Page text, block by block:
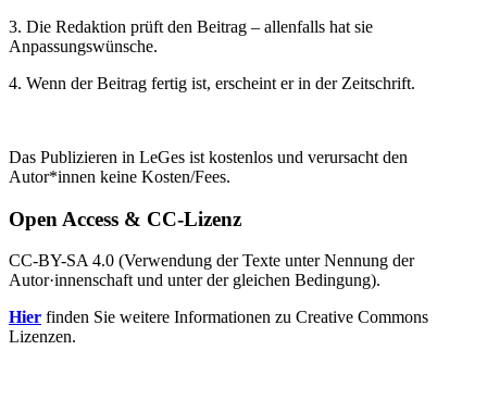
3. Die Redaktion prüft den Beitrag – allenfalls hat sie
Anpassungswünsche.
4. Wenn der Beitrag fertig ist, erscheint er in der Zeitschrift.
Das Publizieren in LeGes ist kostenlos und verursacht den
Autor*innen keine Kosten/Fees.
Open Access & CC-Lizenz
CC-BY-SA 4.0 (Verwendung der Texte unter Nennung der
Autor·innenschaft und unter der gleichen Bedingung).
Hier finden Sie weitere Informationen zu Creative Commons
Lizenzen.